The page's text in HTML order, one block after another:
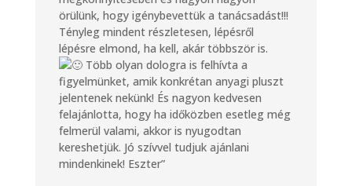
örülünk, hogy igénybevettük a tanácsadást!!!
Tényleg mindent részletesen, lépésről
lépésre elmond, ha kell, akár többször is.
Több olyan dologra is felhívta a
figyelmünket, amik konkrétan anyagi pluszt
jelentenek nekünk! És nagyon kedvesen
felajánlotta, hogy ha időközben esetleg még
felmerül valami, akkor is nyugodtan
kereshetjük. Jó szívvel tudjuk ajánlani
mindenkinek! Eszter”